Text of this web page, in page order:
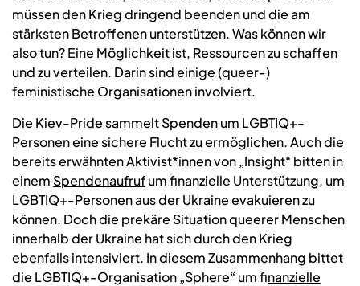
müssen den Krieg dringend beenden und die am
stärksten Betroffenen unterstützen. Was können wir
also tun? Eine Möglichkeit ist, Ressourcen zu schaffen
und zu verteilen. Darin sind einige (queer-)
feministische Organisationen involviert.
Die Kiev-Pride sammelt Spendenum LGBTIQ+-
Personen eine sichere Flucht zu ermöglichen. Auch die
bereits erwähnten Aktivist*innen von „Insight“ bitten in
einem Spendenaufrufum finanzielle Unterstützung, um
LGBTIQ+-Personen aus der Ukraine evakuieren zu
können. Doch die prekäre Situation queerer Menschen
innerhalb der Ukraine hat sich durch den Krieg
ebenfalls intensiviert. In diesem Zusammenhang bittet
die LGBTIQ+-Organisation „Sphere“ um finanzielle